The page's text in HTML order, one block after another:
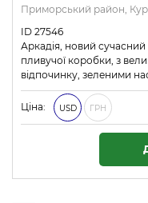
Приморський район,
ID 27546
Аркадія, новий
пливучої коробки, з
відпочинку, зеленими
Ціна: USD ГРН